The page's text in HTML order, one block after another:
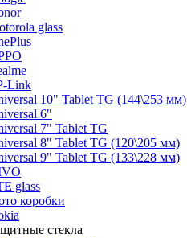
glass
Link
10" Tablet TG (144\253 мм)
6"
7" Tablet TG
8" Tablet TG (120\205 мм)
9" Tablet TG (133\228 мм)
glass
коробки
стекла